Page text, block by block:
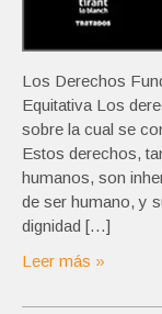
Los Derechos
Equitativa Los
sobre la cual se
Estos derechos,
humanos, son
de ser humano, y
dignidad […]
Leer más »